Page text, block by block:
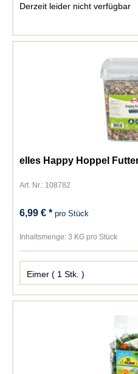
Derzeit leider nicht verfügbar
elles Happy Hoppel
Art. Nr.: 108782
6,99 € *pro Stück
Inhaltsmenge: 3 KG pro Stück